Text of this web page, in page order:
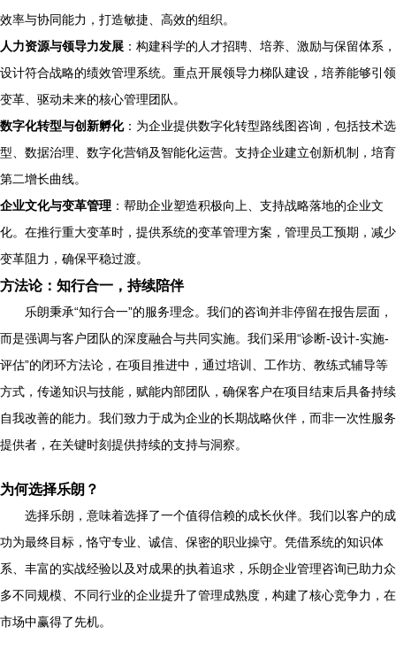
效率与协同能力，打造敏捷、高效的组织。
人力资源与领导力发展 ：构建科学的人才招聘、培养、激励与保留体系，
设计符合战略的绩效管理系统。重点开展领导力梯队建设，培养能够引领
变革、驱动未来的核心管理团队。
数字化转型与创新孵化：为企业提供数字化转型路线图咨询，包括技术选
型、数据治理、数字化营销及智能化运营。支持企业建立创新机制，培育
第二增长曲线。
企业文化与变革管理 ：帮助企业塑造积极向上、支持战略落地的企业文
化。在推行重大变革时，提供系统的变革管理方案，管理员工预期，减少
变革阻力，确保平稳过渡。
方法论：知行合一，持续陪伴
乐朗秉承“知行合一”的服务理念。我们的咨询并非停留在报告层面，
而是强调与客户团队的深度融合与共同实施。我们采用“诊断-设计-实施-
评估”的闭环方法论，在项目推进中，通过培训、工作坊、教练式辅导等
方式，传递知识与技能，赋能内部团队，确保客户在项目结束后具备持续
自我改善的能力。我们致力于成为企业的长期战略伙伴，而非一次性服务
提供者，在关键时刻提供持续的支持与洞察。
为何选择乐朗？
选择乐朗，意味着选择了一个值得信赖的成长伙伴。我们以客户的成
功为最终目标，恪守专业、诚信、保密的职业操守。凭借系统的知识体
系、丰富的实战经验以及对成果的执着追求，乐朗企业管理咨询已助力众
多不同规模、不同行业的企业提升了管理成熟度，构建了核心竞争力，在
市场中赢得了先机。